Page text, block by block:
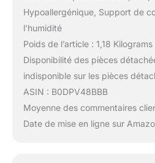
Hypoallergénique, Support de
l’humidité
Poids de l’article : 1,18 Kilograms
Disponibilité des pièces
indisponible sur les pièces
ASIN : B0DPV48BBB
Moyenne des commentaires
Date de mise en ligne sur